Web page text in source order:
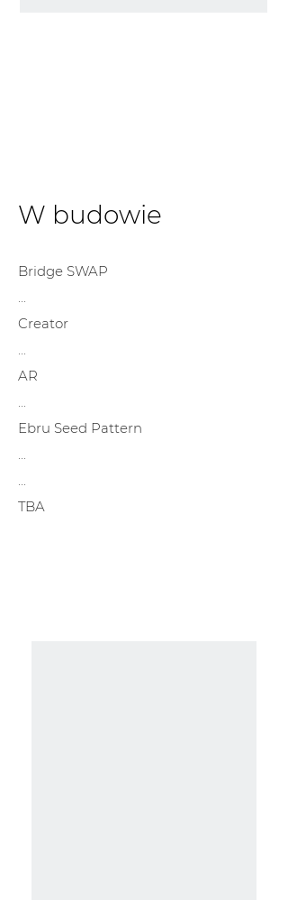
W budowie
Bridge SWAP
Creator
AR
Ebru Seed Pattern
TBA